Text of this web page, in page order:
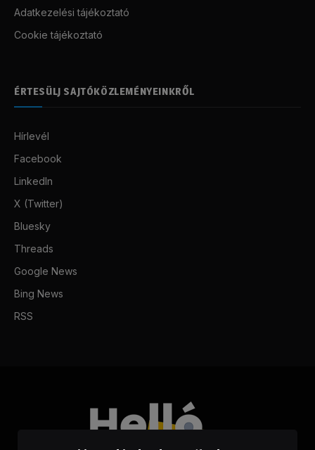
Adatkezelési tájékoztató
Cookie tájékoztató
ÉRTESÜLJ SAJTÓKÖZLEMÉNYEINKRŐL
Hírlevél
Facebook
LinkedIn
X (Twitter)
Bluesky
Threads
Google News
Bing News
RSS